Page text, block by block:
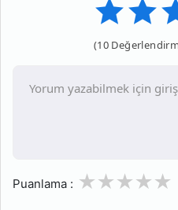
(10
Puanlama : 3
2
1